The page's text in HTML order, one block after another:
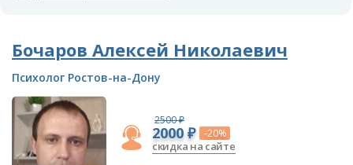
Бочаров Алексей Николаевич
Психолог Ростов-на-Дону
2500 ₽
2000 ₽ -20%
скидка на сайте